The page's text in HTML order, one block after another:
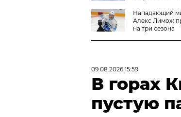
Нападающий
Алекс Лимож
на три сезона
09.08.2026 15:59
В горах
пустую